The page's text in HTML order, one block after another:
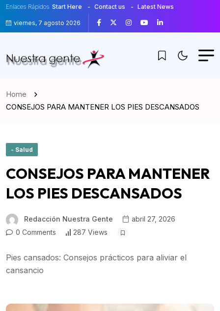
Enlaces Rápidos Start Here Contact us Latest News
viernes, 7 agosto 2026
Home
CONSEJOS PARA MANTENER LOS PIES DESCANSADOS
- Salud
CONSEJOS PARA MANTENER
LOS PIES DESCANSADOS
Redacción Nuestra Gente
abril 27, 2026
0 Comments
287 Views
Pies cansados: Consejos prácticos para aliviar el
cansancio